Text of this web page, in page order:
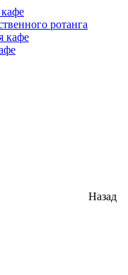
ротанга
кафе
Назад